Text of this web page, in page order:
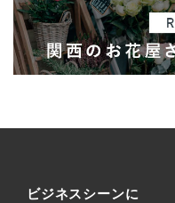
ビジネスシーンに